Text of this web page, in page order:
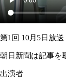
第1回 10月5日放送
朝日新聞は記事を
出演者